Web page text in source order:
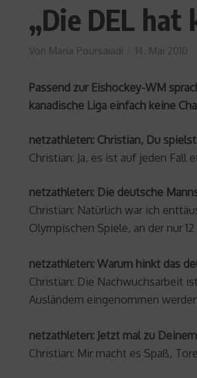
„Die DEL
Von Maria Poursaiadi 14. Mai 2010
Passend zur Eishockey-WM
kanadische Liga einfach keine
netzathleten: Christian, Du
Christian: Ja, es ist auf jeden Fall
netzathleten: Die deutsche
Christian: Natürlich war ich
Olympischen Spiele, an der nur
netzathleten: Warum hinkt das
Christian: Die Nachwuchsarbeit
Ausländern eingenommen
netzathleten: Jetzt mal zu
Christian: Mir macht es Spaß,